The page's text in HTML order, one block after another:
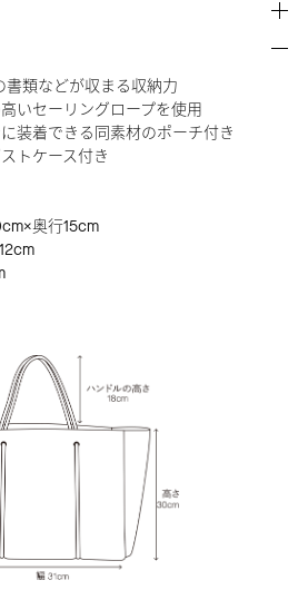
書類などが収まる収納力
いセーリングロープを使用
装着できる同素材のポーチ付き
トケース付き
奥行15cm